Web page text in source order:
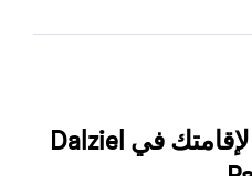
اعثر على نتائج أفضل لإقامتك في Dalziel